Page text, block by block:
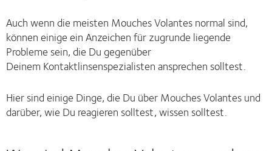
Auch wenn die meisten Mouches Volantes normal sind,
können einige ein Anzeichen für zugrunde liegende
Probleme sein, die Du gegenüber
Deinem Kontaktlinsenspezialisten ansprechen solltest.
Hier sind einige Dinge, die Du über Mouches Volantes und
darüber, wie Du reagieren solltest, wissen solltest.